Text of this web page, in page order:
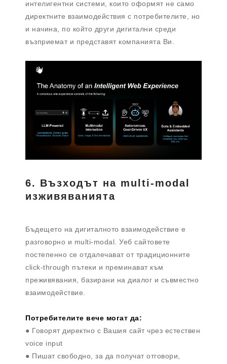
интелигентни системи, които оформят не само
директните взаимодействия с потребителите, но
и начина, по който други дигитални среди
възприемат и представят компанията Ви.
6. Възходът на multi-modal
изживяванията
Бъдещето на дигиталното взаимодействие е
разговорно и multi-modal. Уеб сайтовете
постепенно се отдалечават от традиционните
click-through пътеки и преминават към
преживявания, базирани на диалог и съвместно
взаимодействие.
Потребителите вече могат да:
● Говорят директно с Вашия сайт чрез естествен
voice input
● Пишат свободно, за да получат отговори,